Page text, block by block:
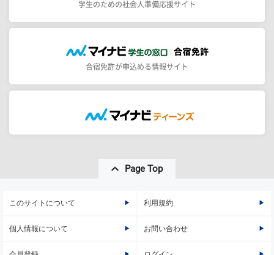
学生のための社会人準備応援サイト
合宿免許が申込める情報サイト
Page Top
このサイトについて 利用規約
個人情報について お問い合わせ